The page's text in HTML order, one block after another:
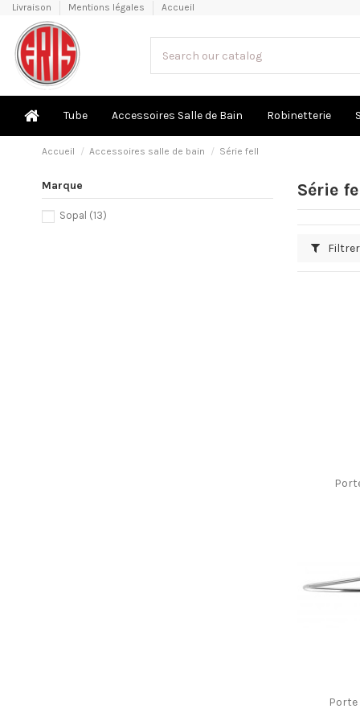
Livraison Mentions légales Accueil
Tube Accessoires Salle de Bain Robinetterie
Accueil Accessoires salle de bain Série fell
Série
Filtrer
Marque
Sopal (13)